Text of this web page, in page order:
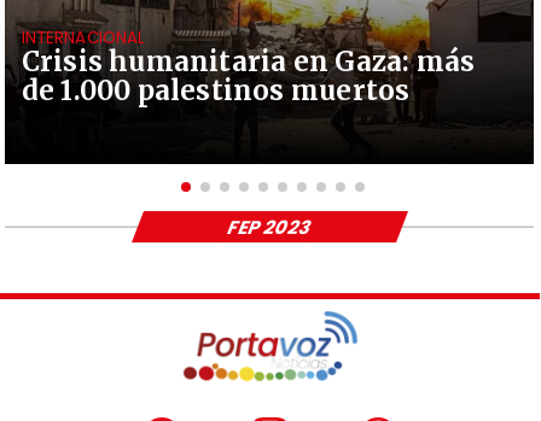
Crisis humanitaria en Gaza: más
de 1.000 palestinos muertos
INTERNACIONAL
FEP 2023